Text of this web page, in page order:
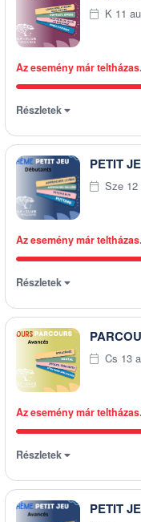
K 11
Az esemény már teltházas.
Részletek
PETIT
Sze 12
Az esemény már teltházas.
Részletek
Cs 13
Az esemény már teltházas.
Részletek
PETIT